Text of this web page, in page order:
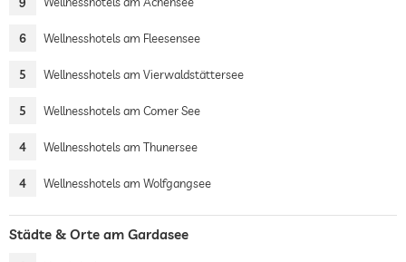
6 Wellnesshotels am Fleesensee
5 Wellnesshotels am Vierwaldstättersee
5 Wellnesshotels am Comer See
4 Wellnesshotels am Thunersee
4 Wellnesshotels am Wolfgangsee
Städte & Orte am Gardasee